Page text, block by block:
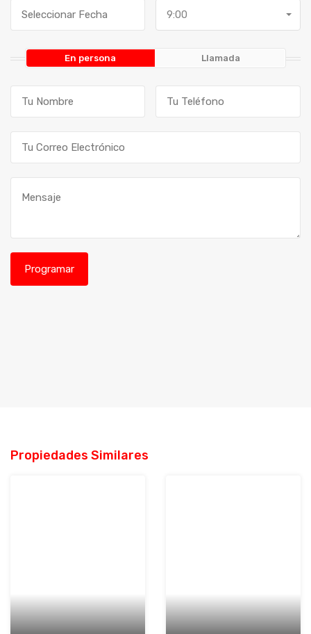
9:00
En persona Llamada
Propiedades Similares